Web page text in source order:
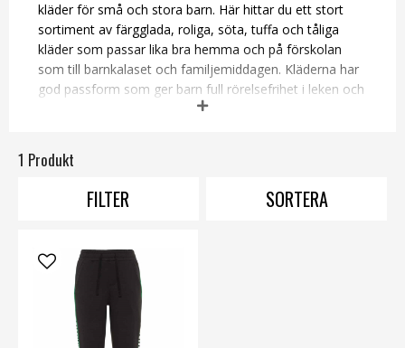
kläder för små och stora barn. Här hittar du ett stort
sortiment av färgglada, roliga, söta, tuffa och tåliga
kläder som passar lika bra hemma och på förskolan
som till barnkalaset och familjemiddagen. Kläderna har
god passform som ger barn full rörelsefrihet i leken och
en design som tilltalar de flesta, vilket gör Name it till
klänningar och tunikor, byxor och shorts, ytterkläder
och badkläder för att kombinera ihop en komplett
garderob av fina och funktionella kläder till ditt barn.
1 Produkt
FILTER SORTERA